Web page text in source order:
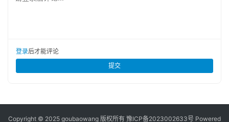
登录后才能评论
提交
Copyright © 2025 goubaowang 版权所有 豫ICP备2023002633号 Powered